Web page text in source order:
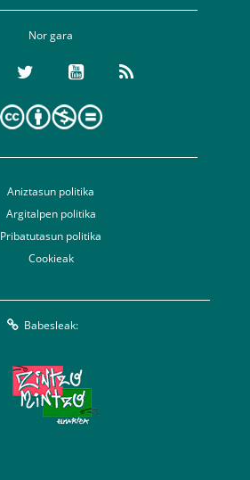
Nor gara
Aniztasun politika
Argitalpen politika
Pribatutasun politika
Cookieak
Babesleak: